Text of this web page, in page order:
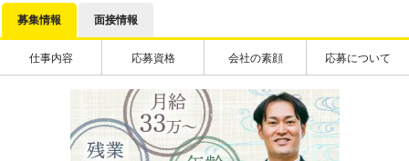
募集情報 面接情報
仕事内容 応募資格 会社の素顔 応募について